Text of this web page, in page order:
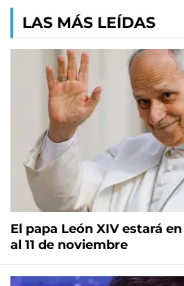
LAS MÁS LEÍDAS
El papa León XIV estará
al 11 de noviembre